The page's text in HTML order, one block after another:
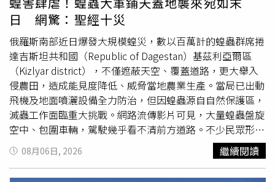
非洲疾管中心總幹事卡塞亞（Jean Kaseya）表示，這次本
迪布焦型病毒株造成的疫情嚴重程度前所未見，因此已與
WHO秘書長譚德塞（Tedros Adhanom Ghebreyesus）討
論，將進一步分析病毒是否已產生基因突變，釐清為何疫情
擴散速度遠高於過往紀錄。非洲疾管中心宣布調整防疫策
略，將展開逐戶篩查，希望盡快切斷伊波拉社區傳播鏈。根
據非洲疾管中心統計，本次疫情發展速度驚人，在疫情爆發
初期11週內，病例數已超過2014年西非伊波拉疫情同期的8
倍，死亡人數更高出約6倍。雖然2014年至2016年西非疫情
最終累計超過2萬8000人感染、約1萬1000人死亡，仍是全
球歷來規模最大的伊波拉疫情，但民主剛果此次疫情的傳播
速度，已刷新歷史紀錄。更令人憂心的是，現有疫情追蹤系
日 網驚：聖經十災
俄羅斯南部近日爆發大規模蝗災，數以百萬計的蝗蟲群席捲
達吉斯坦共和國（Republic of Dagestan）基茲利亞爾區
（Kizlyar district），不僅遮蔽天空、覆蓋道路，更大舉入
侵農田，造成能見度降低、威脅當地農業生產。當局已出動
飛機及地面噴灑設備全力防治，但因蝗蟲源自自然保護區，
滅蟲工作面臨重大挑戰。網路流傳影片可見，大量蝗蟲盤旋
空中、包圍車輛，駕駛幾乎看不清前方道路。不少民眾形容
景象宛如《聖經出埃及記》記載的「蝗災」，甚至有網友留
言表示，「看起來就像十災之一」、「一切都變得像《聖
經》一樣」。當地官方指出，蝗蟲除影響交通外也正快速侵
08月06日, 2026 繼續閱讀